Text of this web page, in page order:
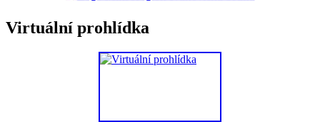
Virtuální prohlídka